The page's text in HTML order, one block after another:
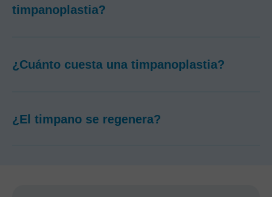
timpanoplastia?
¿Cuánto cuesta una timpanoplastia?
¿El timpano se regenera?